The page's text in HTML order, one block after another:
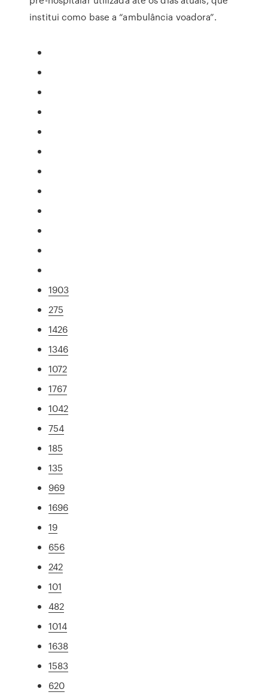
institui como base a “ambulância voadora”.
1903
275
1426
1346
1072
1767
1042
754
185
135
969
1696
19
656
242
101
482
1014
1638
1583
620